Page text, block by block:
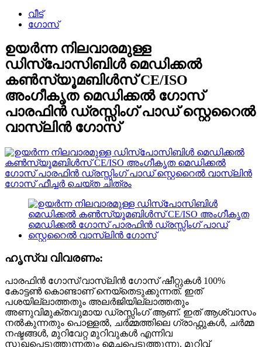
വീട്
ഗോസ്
ഉയർന്ന നിലവാരമുള്ള
ഡിസ്പോസിബിൾ മെഡിക്കൽ
കൺസ്യൂമബിൾസ് CE/ISO
അംഗീകൃത മെഡിക്കൽ ഗോസ്
പാരഫിൻ ഡ്രസ്സിംഗ് പാഡ് സ്റ്റെറൈൽ
വാസ്ലിൻ ഗോസ്
ഹൃസ്വ വിവരണം:
പാരഫിൻ ഗോസ്/വാസ്ലിൻ ഗോസ് ഷീറ്റുകൾ 100%
കോട്ടൺ കൊണ്ടാണ് നെയ്തെടുക്കുന്നത്. ഇത്
പശയില്ലാത്തതും അലർജിയില്ലാത്തതും
അണുവിമുക്തവുമായ ഡ്രസ്സിംഗ് ആണ്. ഇത് ആശ്വാസം
നൽകുന്നതും പൊള്ളൽ, ചർമ്മത്തിലെ ഗ്രാഫ്റ്റുകൾ, ചർമ്മ
നഷ്ടങ്ങൾ, മുറിവേറ്റ മുറിവുകൾ എന്നിവ
സുഖപ്പെടുത്തുന്നതും മെച്ചപ്പെടുത്തുന്നു. മുറിവ്